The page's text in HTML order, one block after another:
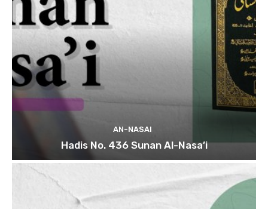
AN-NASAI
Hadis No. 436 Sunan Al-Nasa’i